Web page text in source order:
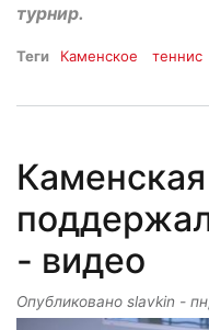
турнир.
Теги Каменское теннис
- видео
Опубликовано slavkin -